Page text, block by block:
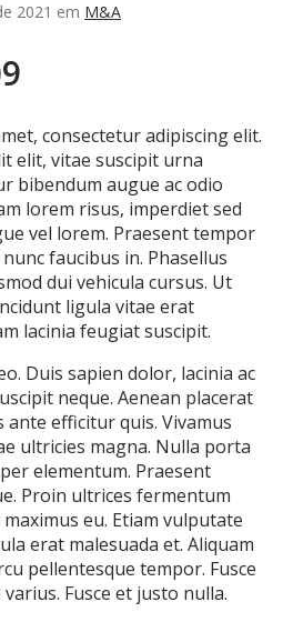
2021 em M&A
consectetur adipiscing elit.
elit, vitae suscipit urna
bibendum augue ac odio
lorem risus, imperdiet sed
vel lorem. Praesent tempor
faucibus in. Phasellus
dui vehicula cursus. Ut
ligula vitae erat
lacinia feugiat suscipit.
Duis sapien dolor, lacinia ac
neque. Aenean placerat
ante efficitur quis. Vivamus
ultricies magna. Nulla porta
elementum. Praesent
Proin ultrices fermentum
eu. Etiam vulputate
erat malesuada et. Aliquam
pellentesque tempor. Fusce
Fusce et justo nulla.